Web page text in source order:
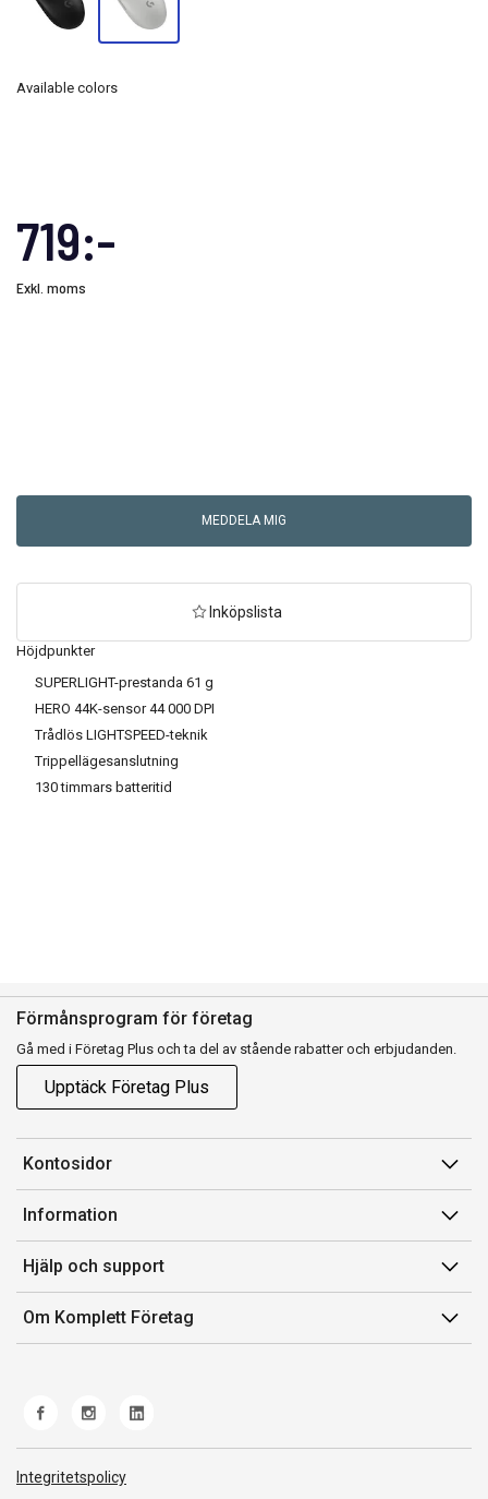
Höjdpunkter
SUPERLIGHT-prestanda 61 g
HERO 44K-sensor 44 000 DPI
Trådlös LIGHTSPEED-teknik
Trippellägesanslutning
130 timmars batteritid
719:-
Exkl. moms
Available colors
MEDDELA MIG
Inköpslista
Förmånsprogram för företag
Gå med i Företag Plus och ta del av stående rabatter och erbjudanden.
Upptäck Företag Plus
Kontosidor
Mina sidor
Orderhistorik
Fakturor & Kvitton
Inköpslistor
Information
Försäljningsvillkor
Villkor för Komplett Företag Plus
Felsökning & guider
Hjälp och support
Kontakta oss
Kundservice
Frakt och leverans
Om Komplett Företag
Integritetspolicy